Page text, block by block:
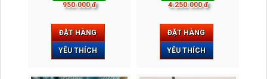
950.000 đ
ĐẶT HÀNG
YÊU THÍCH
4.250.000 đ
ĐẶT HÀNG
YÊU THÍCH